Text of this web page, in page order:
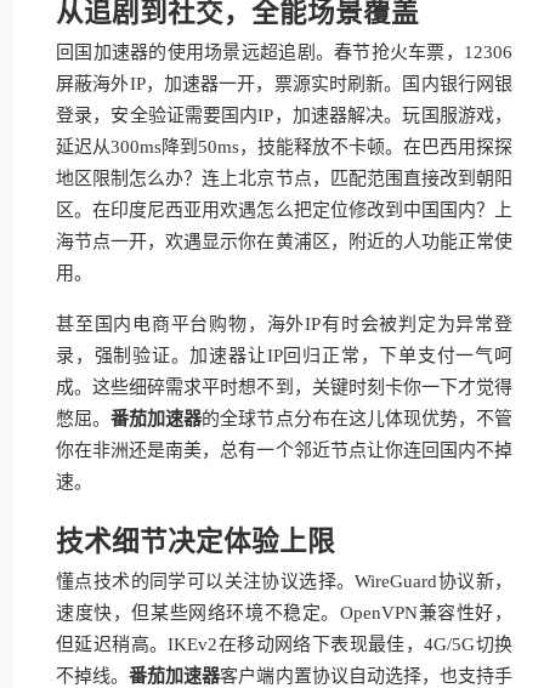
从追剧到社交，全能场景覆盖
回国加速器的使用场景远超追剧。春节抢火车票，12306
屏蔽海外IP，加速器一开，票源实时刷新。国内银行网银
登录，安全验证需要国内IP，加速器解决。玩国服游戏，
延迟从300ms降到50ms，技能释放不卡顿。在巴西用探探
地区限制怎么办？连上北京节点，匹配范围直接改到朝阳
区。在印度尼西亚用欢遇怎么把定位修改到中国国内？上
海节点一开，欢遇显示你在黄浦区，附近的人功能正常使
用。
甚至国内电商平台购物，海外IP有时会被判定为异常登
录，强制验证。加速器让IP回归正常，下单支付一气呵
成。这些细碎需求平时想不到，关键时刻卡你一下才觉得
憋屈。番茄加速器的全球节点分布在这儿体现优势，不管
你在非洲还是南美，总有一个邻近节点让你连回国内不掉
速。
技术细节决定体验上限
懂点技术的同学可以关注协议选择。WireGuard协议新，
速度快，但某些网络环境不稳定。OpenVPN兼容性好，
但延迟稍高。IKEv2在移动网络下表现最佳，4G/5G切换
不掉线。番茄加速器客户端内置协议自动选择，也支持手